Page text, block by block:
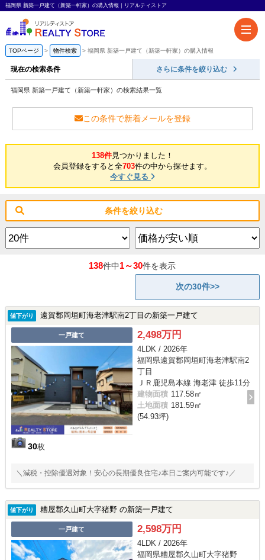
福岡県 新築一戸建て（新築一軒家）の購入情報｜リアルティストア
TOPページ 物件検索 福岡県 新築一戸建て（新築一軒家）の購入情報
現在の検索条件 さらに条件を絞り込む
福岡県 新築一戸建て（新築一軒家）の検索結果一覧
この条件で新着メールを登録
138件見つかりました！
会員登録をすると全703件の中から探せます。
今すぐ見る
条件を絞り込む
138件中1～30件を表示
次の30件>>
値下がり 遠賀郡岡垣町海老津駅南2丁目の新築一戸建て
一戸建て
30枚
2,498万円
4LDK / 2026年
福岡県遠賀郡岡垣町海老津駅南2
丁目
ＪＲ鹿児島本線 海老津 徒歩11分
建物面積 117.58㎡
土地面積 181.59㎡
(54.93坪)
＼減税・控除優遇対象！安心の長期優良住宅♪本日ご案内可能です♪／
値下がり 糟屋郡久山町大字猪野 の新築一戸建て
一戸建て 2,598万円
4LDK / 2026年
福岡県糟屋郡久山町大字猪野